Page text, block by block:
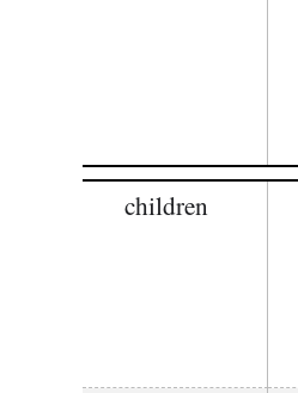
children